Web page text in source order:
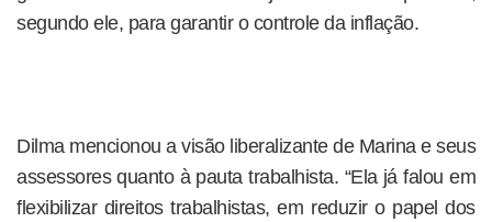
segundo ele, para garantir o controle da inflação.
Dilma mencionou a visão liberalizante de Marina e seus
assessores quanto à pauta trabalhista. “Ela já falou em
flexibilizar direitos trabalhistas, em reduzir o papel dos